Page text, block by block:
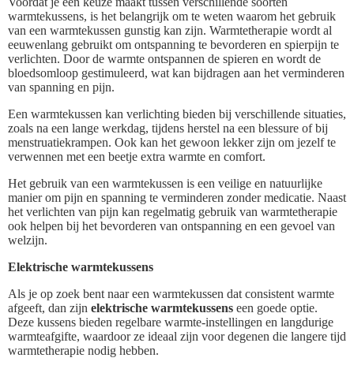
warmtekussens, is het belangrijk om te weten waarom het gebruik
van een warmtekussen gunstig kan zijn. Warmtetherapie wordt al
eeuwenlang gebruikt om ontspanning te bevorderen en spierpijn te
verlichten. Door de warmte ontspannen de spieren en wordt de
bloedsomloop gestimuleerd, wat kan bijdragen aan het verminderen
van spanning en pijn.
Een warmtekussen kan verlichting bieden bij verschillende situaties,
zoals na een lange werkdag, tijdens herstel na een blessure of bij
menstruatiekrampen. Ook kan het gewoon lekker zijn om jezelf te
verwennen met een beetje extra warmte en comfort.
Het gebruik van een warmtekussen is een veilige en natuurlijke
manier om pijn en spanning te verminderen zonder medicatie. Naast
het verlichten van pijn kan regelmatig gebruik van warmtetherapie
ook helpen bij het bevorderen van ontspanning en een gevoel van
welzijn.
Elektrische warmtekussens
Als je op zoek bent naar een warmtekussen dat consistent warmte
afgeeft, dan zijn elektrische warmtekussens een goede optie.
Deze kussens bieden regelbare warmte-instellingen en langdurige
warmteafgifte, waardoor ze ideaal zijn voor degenen die langere tijd
warmtetherapie nodig hebben.